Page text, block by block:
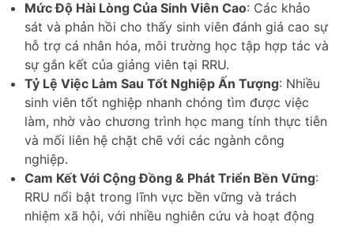
Mức Độ Hài Lòng Của Sinh Viên Cao: Các khảo
sát và phản hồi cho thấy sinh viên đánh giá cao sự
hỗ trợ cá nhân hóa, môi trường học tập hợp tác và
sự gắn kết của giảng viên tại RRU.
Tỷ Lệ Việc Làm Sau Tốt Nghiệp Ấn Tượng: Nhiều
sinh viên tốt nghiệp nhanh chóng tìm được việc
làm, nhờ vào chương trình học mang tính thực tiễn
và mối liên hệ chặt chẽ với các ngành công
nghiệp.
Cam Kết Với Cộng Đồng & Phát Triển Bền Vững:
RRU nổi bật trong lĩnh vực bền vững và trách
nhiệm xã hội, với nhiều nghiên cứu và hoạt động